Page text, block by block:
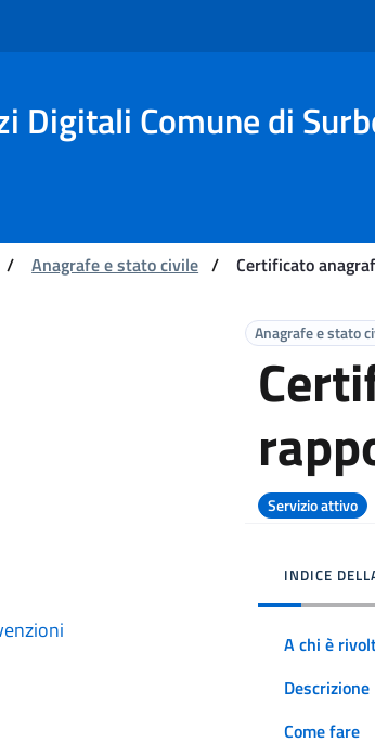
Digitali Comune di
/ Anagrafe e stato civile / Certificato
Anagrafe e stato
Servizio attivo
INDICE
A chi è
Descrizione
Come fare